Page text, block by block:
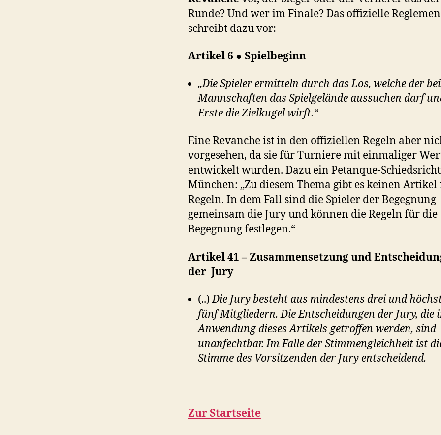
Runde? Und wer im Finale? Das offizielle
schreibt dazu vor:
Artikel 6 ● Spielbeginn
„Die Spieler ermitteln durch das Los, welche der
Mannschaften das Spielgelände aussuchen darf
Erste die Zielkugel wirft.“
Eine Revanche ist in den offiziellen Regeln aber
vorgesehen, da sie für Turniere mit einmaliger
entwickelt wurden. Dazu ein Petanque-
München: „Zu diesem Thema gibt es keinen
Regeln. In dem Fall sind die Spieler der Begegnung
gemeinsam die Jury und können die Regeln für die
Begegnung festlegen.“
Artikel 41 – Zusammensetzung und
der Jury
(..)Die Jury besteht aus mindestens drei und
fünf Mitgliedern. Die Entscheidungen der Jury, die
Anwendung dieses Artikels getroffen werden, sind
unanfechtbar. Im Falle der Stimmengleichheit ist
Stimme des Vorsitzenden der Jury entscheidend.
Zur Startseite